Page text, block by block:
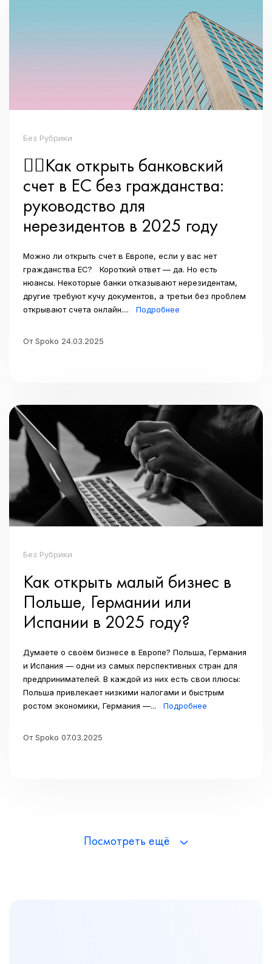
Без Рубрики
👉🏼Как открыть банковский
счет в ЕС без гражданства:
руководство для
нерезидентов в 2025 году
Можно ли открыть счет в Европе, если у вас нет
гражданства ЕС? Короткий ответ — да. Но есть
нюансы. Некоторые банки отказывают нерезидентам,
другие требуют кучу документов, а третьи без проблем
открывают счета онлайн....
Подробнее
От Spoko 24.03.2025
Без Рубрики
Как открыть малый бизнес в
Польше, Германии или
Испании в 2025 году?
Думаете о своём бизнесе в Европе? Польша, Германия
и Испания — одни из самых перспективных стран для
предпринимателей. В каждой из них есть свои плюсы:
Польша привлекает низкими налогами и быстрым
ростом экономики, Германия —...
Подробнее
От Spoko 07.03.2025
Посмотреть ещё